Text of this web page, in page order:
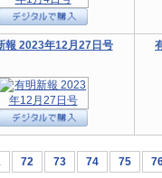
報 2023年12月27日号
72 73 74 75